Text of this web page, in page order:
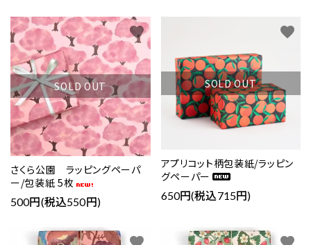
SOLD OUT
さくら公園 ラッピングペーパ
ー/包装紙 5枚
500円(税込550円)
favorite
SOLD OUT
アプリコット柄包装紙/ラッピン
グペーパー
650円(税込715円)
favorite